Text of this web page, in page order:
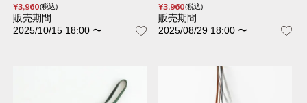
¥3,960 税込
販売期間
2025/10/15 18:00 〜
¥3,960 税込
販売期間
2025/08/29 18:00 〜